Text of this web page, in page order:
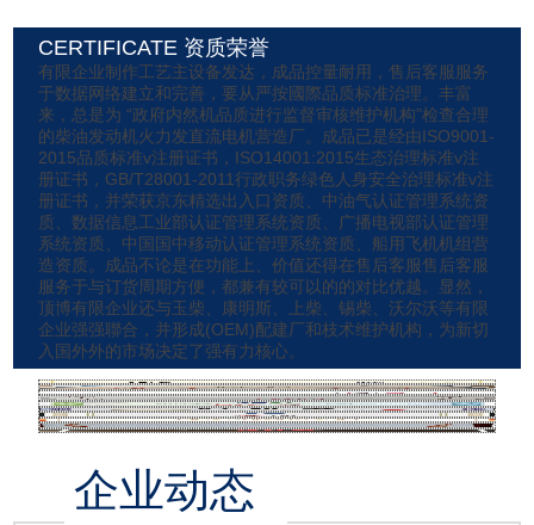
CERTIFICATE 资质荣誉
有限企业制作工艺主设备发达，成品控量耐用，售后客服服务
于数据网络建立和完善，要从严按國際品质标准治理。丰富
来，总是为 “政府内然机品质进行监督审核维护机构”检查合理
的柴油发动机火力发直流电机营造厂。成品已是经由ISO9001-
2015品质标准v注册证书，ISO14001:2015生态治理标准v注
册证书，GB/T28001-2011行政职务绿色人身安全治理标准v注
册证书，并荣获京东精选出入口资质、中油气认证管理系统资
质、数据信息工业部认证管理系统资质、广播电视部认证管理
系统资质、中国国中移动认证管理系统资质、船用飞机机组营
造资质。成品不论是在功能上、价值还得在售后客服售后客服
服务于与订货周期方便，都兼有较可以的的对比优越。显然，
顶博有限企业还与玉柴、康明斯、上柴、锡柴、沃尔沃等有限
企业强强聯合，并形成(OEM)配建厂和枝术维护机构，为新切
入国外外的市场决定了强有力核心。
企业动态